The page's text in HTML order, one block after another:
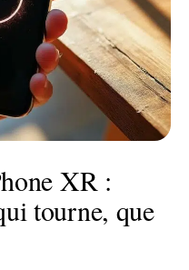
XR :
tourne, que